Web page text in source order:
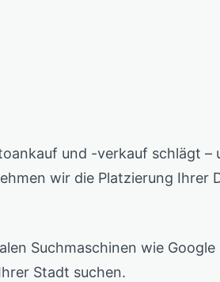
und -verkauf schlägt
wir die Platzierung Ihrer
Suchmaschinen wie
Stadt suchen.